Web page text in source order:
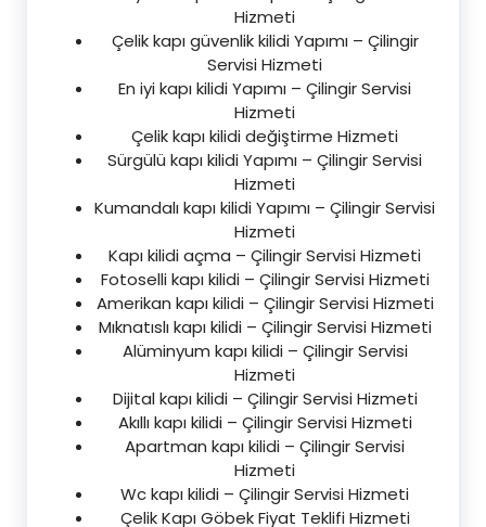
Hizmeti
Çelik kapı güvenlik kilidi Yapımı – Çilingir
Servisi Hizmeti
En iyi kapı kilidi Yapımı – Çilingir Servisi
Hizmeti
Çelik kapı kilidi değiştirme Hizmeti
Sürgülü kapı kilidi Yapımı – Çilingir Servisi
Hizmeti
Kumandalı kapı kilidi Yapımı – Çilingir Servisi
Hizmeti
Kapı kilidi açma – Çilingir Servisi Hizmeti
Fotoselli kapı kilidi – Çilingir Servisi Hizmeti
Amerikan kapı kilidi – Çilingir Servisi Hizmeti
Mıknatıslı kapı kilidi – Çilingir Servisi Hizmeti
Alüminyum kapı kilidi – Çilingir Servisi
Hizmeti
Dijital kapı kilidi – Çilingir Servisi Hizmeti
Akıllı kapı kilidi – Çilingir Servisi Hizmeti
Apartman kapı kilidi – Çilingir Servisi
Hizmeti
Wc kapı kilidi – Çilingir Servisi Hizmeti
Çelik Kapı Göbek Fiyat Teklifi Hizmeti